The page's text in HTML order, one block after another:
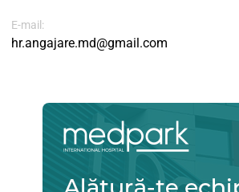
E-mail:
hr.angajare.md@gmail.com